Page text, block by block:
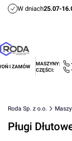
W dniach25.07-
I ZAMÓW
MASZYNY:
CZĘŚCI:
Roda Sp. z o.o.
Pługi